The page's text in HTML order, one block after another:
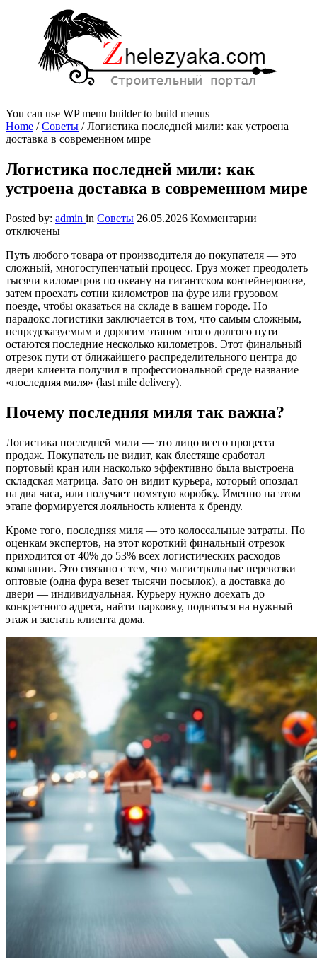
You can use WP menu builder to build menus
Home /Советы /Логистика последней мили: как устроена
доставка в современном мире
Логистика последней мили: как
устроена доставка в современном мире
Posted by: admin in Советы 26.05.2026 Комментарии
последней
мили:
как
устроена
доставка
в
мире
отключены
Путь любого товара от производителя до покупателя — это
сложный, многоступенчатый процесс. Груз может преодолеть
тысячи километров по океану на гигантском контейнеровозе,
затем проехать сотни километров на фуре или грузовом
поезде, чтобы оказаться на складе в вашем городе. Но
парадокс логистики заключается в том, что самым сложным,
непредсказуемым и дорогим этапом этого долгого пути
остаются последние несколько километров. Этот финальный
отрезок пути от ближайшего распределительного центра до
двери клиента получил в профессиональной среде название
«последняя миля» (last mile delivery).
Почему последняя миля так важна?
Логистика последней мили — это лицо всего процесса
продаж. Покупатель не видит, как блестяще сработал
портовый кран или насколько эффективно была выстроена
складская матрица. Зато он видит курьера, который опоздал
на два часа, или получает помятую коробку. Именно на этом
этапе формируется лояльность клиента к бренду.
Кроме того, последняя миля — это колоссальные затраты. По
оценкам экспертов, на этот короткий финальный отрезок
приходится от 40% до 53% всех логистических расходов
компании. Это связано с тем, что магистральные перевозки
оптовые (одна фура везет тысячи посылок), а доставка до
двери — индивидуальная. Курьеру нужно доехать до
конкретного адреса, найти парковку, подняться на нужный
этаж и застать клиента дома.